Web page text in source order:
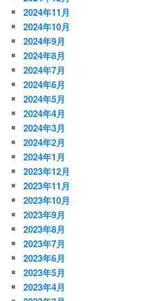
2024年11月
2024年10月
2024年9月
2024年8月
2024年7月
2024年6月
2024年5月
2024年4月
2024年3月
2024年2月
2024年1月
2023年12月
2023年11月
2023年10月
2023年9月
2023年8月
2023年7月
2023年6月
2023年5月
2023年4月